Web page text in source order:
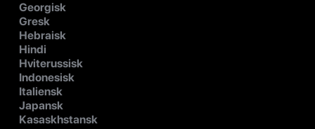
Georgisk
Gresk
Hebraisk
Hindi
Hviterussisk
Indonesisk
Italiensk
Japansk
Kasaskhstansk